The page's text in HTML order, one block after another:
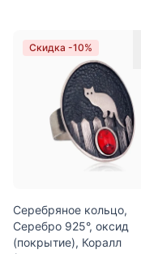
Скидка -10%
Серебряное кольцо,
Серебро 925°, оксид
(покрытие), Коралл